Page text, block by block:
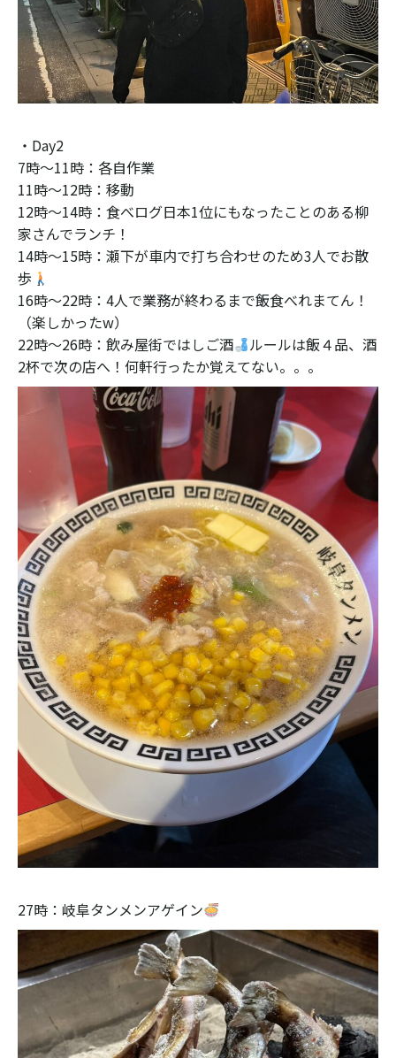
・Day2
7時〜11時：各自作業
11時〜12時：移動
12時〜14時：食べログ日本1位にもなったことのある柳
家さんでランチ！
14時〜15時：瀬下が車内で打ち合わせのため3人でお散
歩
16時〜22時：4人で業務が終わるまで飯食べれまてん！
（楽しかったw）
22時〜26時：飲み屋街ではしご酒
ルールは飯４品、酒
2杯で次の店へ！何軒行ったか覚えてない。。。
27時：岐阜タンメンアゲイン